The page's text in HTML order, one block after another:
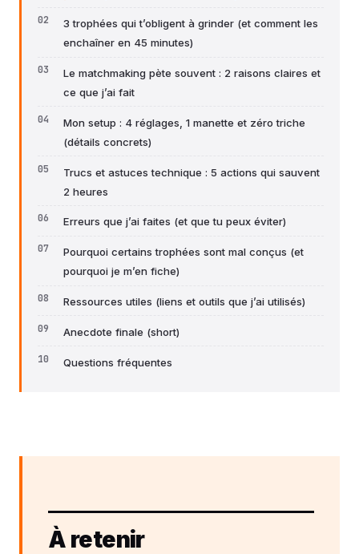
3 trophées qui t’obligent à grinder (et comment les
enchaîner en 45 minutes)
Le matchmaking pète souvent : 2 raisons claires et
ce que j’ai fait
Mon setup : 4 réglages, 1 manette et zéro triche
(détails concrets)
Trucs et astuces technique : 5 actions qui sauvent
2 heures
Erreurs que j’ai faites (et que tu peux éviter)
Pourquoi certains trophées sont mal conçus (et
pourquoi je m’en fiche)
Ressources utiles (liens et outils que j’ai utilisés)
Anecdote finale (short)
Questions fréquentes
À retenir